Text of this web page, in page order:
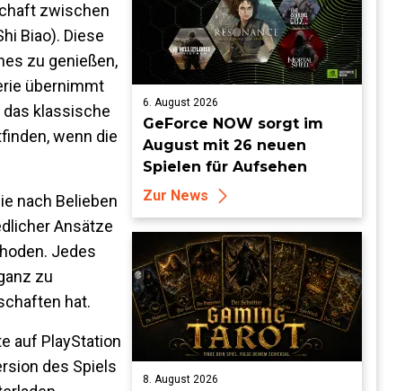
zwischen
Biao). Diese
zu genießen,
übernimmt
das klassische
wenn die
nach Belieben
Ansätze
Jedes
zu
hat.
auf PlayStation
des Spiels
6. August 2026
GeForce NOW sorgt im
August mit 26 neuen
Spielen für Aufsehen
Zur News
8. August 2026